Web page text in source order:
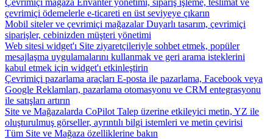
Çevrimiçi mağaza Envanter yönetimi, sipariş işleme, teslimat ve
çevrimiçi ödemelerle e-ticareti en üst seviyeye çıkarın
Mobil siteler ve çevrimiçi mağazalar Duyarlı tasarım, çevrimiçi
siparişler, cebinizden müşteri yönetimi
Web sitesi widget'ı Site ziyaretçileriyle sohbet etmek, popüler
mesajlaşma uygulamalarını kullanmak ve geri arama isteklerini
kabul etmek için widget'ı etkinleştirin
Çevrimiçi pazarlama araçları E-posta ile pazarlama, Facebook veya
Google Reklamları, pazarlama otomasyonu ve CRM entegrasyonu
ile satışları artırın
Site ve Mağazalarda CoPilot Talep üzerine etkileyici metin, YZ ile
oluşturulmuş görseller, ayrıntılı bilgi istemleri ve metin çevirisi
Tüm Site ve Mağaza özelliklerine bakın